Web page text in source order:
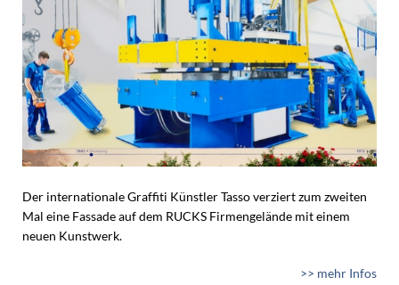
Der internationale Graffiti Künstler Tasso verziert zum zweiten
Mal eine Fassade auf dem RUCKS Firmengelände mit einem
neuen Kunstwerk.
>> mehr Infos